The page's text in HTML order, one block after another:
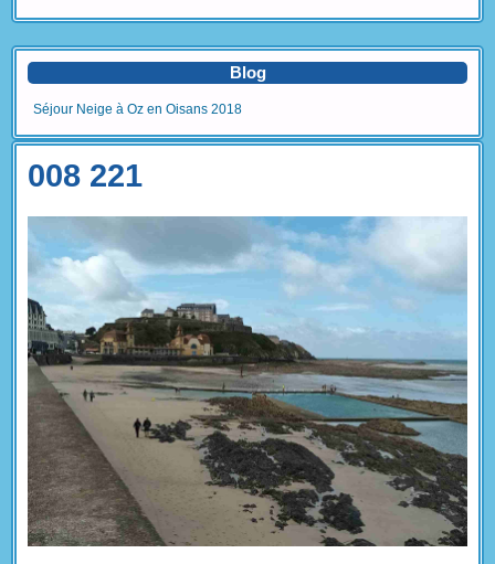
Blog
Séjour Neige à Oz en Oisans 2018
008 221